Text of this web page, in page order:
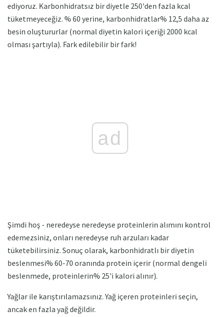
ediyoruz. Karbonhidratsız bir diyetle 250'den fazla kcal
tüketmeyeceğiz. % 60 yerine, karbonhidratlar% 12,5 daha az
besin oluştururlar (normal diyetin kalori içeriği 2000 kcal
olması şartıyla). Fark edilebilir bir fark!
ad
Şimdi hoş - neredeyse neredeyse proteinlerin alımını kontrol
edemezsiniz, onları neredeyse ruh arzuları kadar
tüketebilirsiniz. Sonuç olarak, karbonhidratlı bir diyetin
beslenmesi% 60-70 oranında protein içerir (normal dengeli
beslenmede, proteinlerin% 25'i kalori alınır).
Yağlar ile karıştırılamazsınız. Yağ içeren proteinleri seçin,
ancak en fazla yağ değildir.